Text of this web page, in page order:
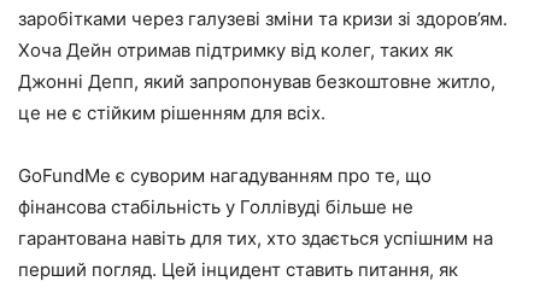
заробітками через галузеві зміни та кризи зі здоров’ям.
Хоча Дейн отримав підтримку від колег, таких як
Джонні Депп, який запропонував безкоштовне житло,
це не є стійким рішенням для всіх.
GoFundMe є суворим нагадуванням про те, що
фінансова стабільність у Голлівуді більше не
гарантована навіть для тих, хто здається успішним на
перший погляд. Цей інцидент ставить питання, як